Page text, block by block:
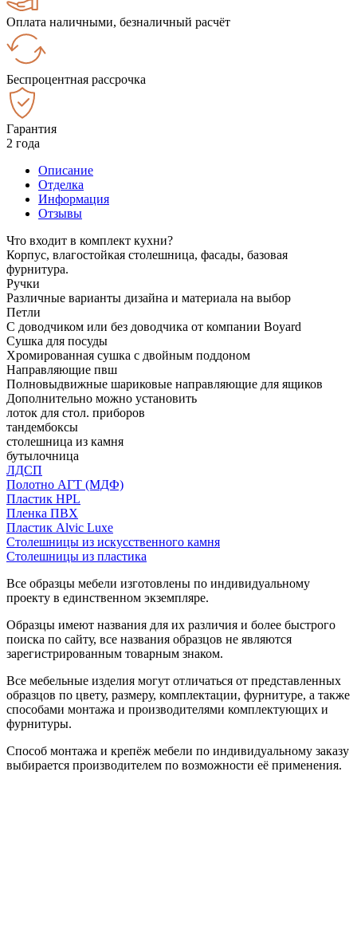
Оплата наличными, безналичный расчёт
Беспроцентная рассрочка
Гарантия
2 года
Описание
Отделка
Информация
Отзывы
Что входит в комплект кухни?
Корпус, влагостойкая столешница, фасады, базовая
фурнитура.
Ручки
Различные варианты дизайна и материала на выбор
Петли
С доводчиком или без доводчика от компании Boyard
Сушка для посуды
Хромированная сушка с двойным поддоном
Направляющие пвш
Полновыдвижные шариковые направляющие для ящиков
Дополнительно можно установить
лоток для стол. приборов
тандембоксы
столешница из камня
бутылочница
ЛДСП
Полотно АГТ (МДФ)
Пластик HPL
Пленка ПВХ
Пластик Alvic Luxe
Столешницы из искусственного камня
Столешницы из пластика
Все образцы мебели изготовлены по индивидуальному
проекту в единственном экземпляре.
Образцы имеют названия для их различия и более быстрого
поиска по сайту, все названия образцов не являются
зарегистрированным товарным знаком.
Все мебельные изделия могут отличаться от представленных
образцов по цвету, размеру, комплектации, фурнитуре, а также
способами монтажа и производителями комплектующих и
фурнитуры.
Способ монтажа и крепёж мебели по индивидуальному заказу
выбирается производителем по возможности её применения.